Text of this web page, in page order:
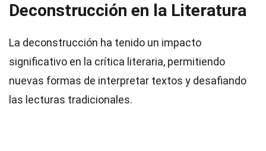
Deconstrucción en la Literatura
La deconstrucción ha tenido un impacto
significativo en la crítica literaria, permitiendo
nuevas formas de interpretar textos y desafiando
las lecturas tradicionales.